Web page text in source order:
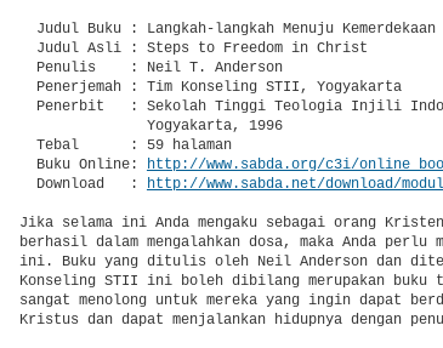
Judul Buku : Langkah-langkah Menuju Kemerdekaan
    Judul Asli : Steps to Freedom in Christ
    Penulis    : Neil T. Anderson
    Penerjemah : Tim Konseling STII, Yogyakarta
Penerbit   : Sekolah Tinggi Teologia Injili
                 Yogyakarta, 1996
    Tebal      : 59 halaman
    Buku Online:
http://www.sabda.org/c3i/
    Download   :
http://www.sabda.net/download/
Jika selama ini Anda mengaku sebagai orang
berhasil dalam mengalahkan dosa, maka Anda perlu
ini. Buku yang ditulis oleh Neil Anderson dan
Konseling STII ini boleh dibilang merupakan buku
sangat menolong untuk mereka yang ingin dapat
Kristus dan dapat menjalankan hidupnya dengan